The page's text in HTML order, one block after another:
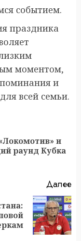
событием.
праздника
моментом,
и
всей семьи.
и
раунд Кубка
Далее